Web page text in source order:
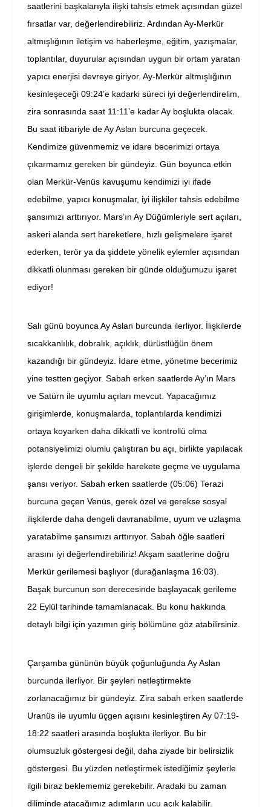
saatlerini başkalarıyla ilişki tahsis etmek açısından güzel
fırsatlar var, değerlendirebiliriz. Ardından Ay-Merkür
altmışlığının iletişim ve haberleşme, eğitim, yazışmalar,
toplantılar, duyurular açısından uygun bir ortam yaratan
yapıcı enerjisi devreye giriyor. Ay-Merkür altmışlığının
kesinleşeceği 09:24’e kadarki süreci iyi değerlendirelim,
zira sonrasında saat 11:11’e kadar Ay boşlukta olacak.
Bu saat itibariyle de Ay Aslan burcuna geçecek.
Kendimize güvenmemiz ve idare becerimizi ortaya
çıkarmamız gereken bir gündeyiz. Gün boyunca etkin
olan Merkür-Venüs kavuşumu kendimizi iyi ifade
edebilme, yapıcı konuşmalar, iyi ilişkiler tahsis edebilme
şansımızı arttırıyor. Mars’ın Ay Düğümleriyle sert açıları,
askeri alanda sert hareketlere, hızlı gelişmelere işaret
ederken, terör ya da şiddete yönelik eylemler açısından
dikkatli olunması gereken bir günde olduğumuzu işaret
ediyor!
Salı günü boyunca Ay Aslan burcunda ilerliyor. İlişkilerde
sıcakkanlılık, dobralık, açıklık, dürüstlüğün önem
kazandığı bir gündeyiz. İdare etme, yönetme becerimiz
yine testten geçiyor. Sabah erken saatlerde Ay’ın Mars
ve Satürn ile uyumlu açıları mevcut. Yapacağımız
girişimlerde, konuşmalarda, toplantılarda kendimizi
ortaya koyarken daha dikkatli ve kontrollü olma
potansiyelimizi olumlu çalıştıran bu açı, birlikte yapılacak
işlerde dengeli bir şekilde harekete geçme ve uygulama
şansı veriyor. Sabah erken saatlerde (05:06) Terazi
burcuna geçen Venüs, gerek özel ve gerekse sosyal
ilişkilerde daha dengeli davranabilme, uyum ve uzlaşma
yaratabilme şansımızı arttırıyor. Sabah öğle saatleri
arasını iyi değerlendirebiliriz! Akşam saatlerine doğru
Merkür gerilemesi başlıyor (durağanlaşma 16:03).
Başak burcunun son derecesinde başlayacak gerileme
22 Eylül tarihinde tamamlanacak. Bu konu hakkında
detaylı bilgi için yazımın giriş bölümüne göz atabilirsiniz.
Çarşamba gününün büyük çoğunluğunda Ay Aslan
burcunda ilerliyor. Bir şeyleri netleştirmekte
zorlanacağımız bir gündeyiz. Zira sabah erken saatlerde
Uranüs ile uyumlu üçgen açısını kesinleştiren Ay 07:19-
18:22 saatleri arasında boşlukta ilerliyor. Bu bir
olumsuzluk göstergesi değil, daha ziyade bir belirsizlik
göstergesi. Bu yüzden netleştirmek istediğimiz şeylerle
ilgili biraz beklememiz gerekebilir. Aradaki bu zaman
diliminde atacağımız adımların ucu açık kalabilir.